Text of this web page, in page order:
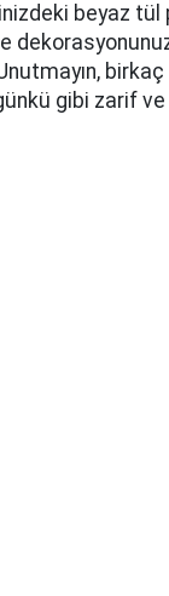
beyaz tül
gibi zarif